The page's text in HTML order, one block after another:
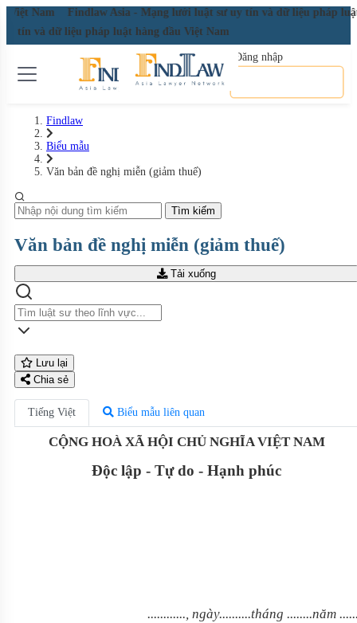
Việt Nam
Findlaw Asia - Mạng lưới luật sư uy tín và dữ liệu pháp
tín và dữ liệu pháp luật hàng đầu Việt Nam
Đăng nhập
Findlaw
Biểu mẫu
Văn bản đề nghị miễn (giảm thuế)
Tìm kiếm
Văn bản đề nghị miễn (giảm thuế)
Tải xuống
Lưu lại
Chia sẻ
Tiếng Việt Biểu mẫu liên quan
CỘNG HOÀ XÃ HỘI CHỦ NGHĨA VIỆT NAM
Độc lập - Tự do - Hạnh phúc
............, ngày..........tháng ........năm